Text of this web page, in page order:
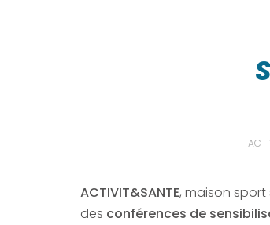
ACTIVIT&SANTE, maison
des conférences de